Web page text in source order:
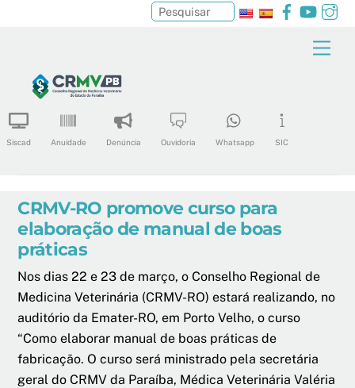
content
Facebook
Siscad Anuidade Denúncia Ouvidoria Whatsapp SIC
Pesquisar
CRMV-RO promove curso para
elaboração de manual de boas
práticas
Nos dias 22 e 23 de março, o Conselho Regional de
Medicina Veterinária (CRMV-RO) estará realizando, no
auditório da Emater-RO, em Porto Velho, o curso
“Como elaborar manual de boas práticas de
fabricação. O curso será ministrado pela secretária
geral do CRMV da Paraíba, Médica Veterinária Valéria